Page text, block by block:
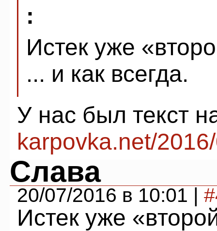
:
Истек уже
... и как всегда.
У нас был текст
karpovka.net/
Слава
20/07/2016 в 10:01 |
Истек уже